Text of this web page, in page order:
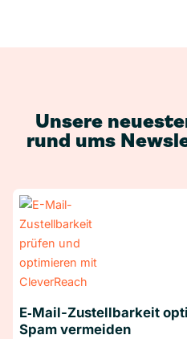
Unsere
rund ums
E‑Mail-Zustellbarkeit
Spam vermeiden